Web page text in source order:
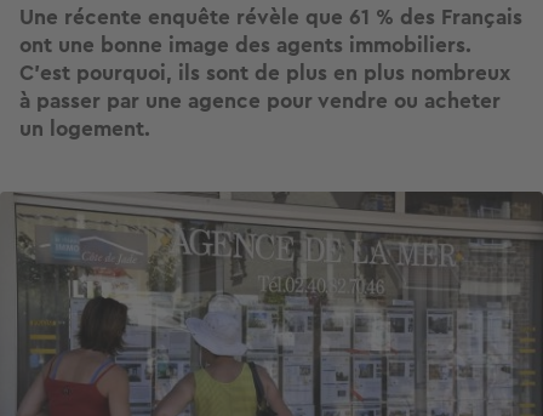
Une récente enquête révèle que 61 % des Français
ont une bonne image des agents immobiliers.
C'est pourquoi, ils sont de plus en plus nombreux
à passer par une agence pour vendre ou acheter
un logement.
Image